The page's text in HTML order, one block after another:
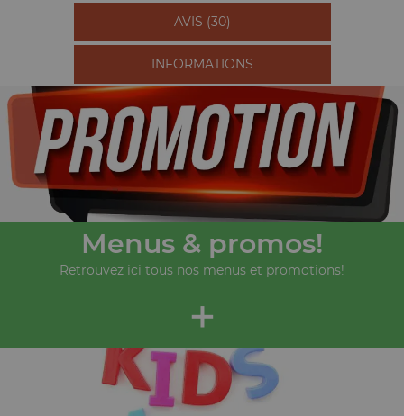
AVIS (30)
INFORMATIONS
Menus & promos!
Retrouvez ici tous nos menus et promotions!
+